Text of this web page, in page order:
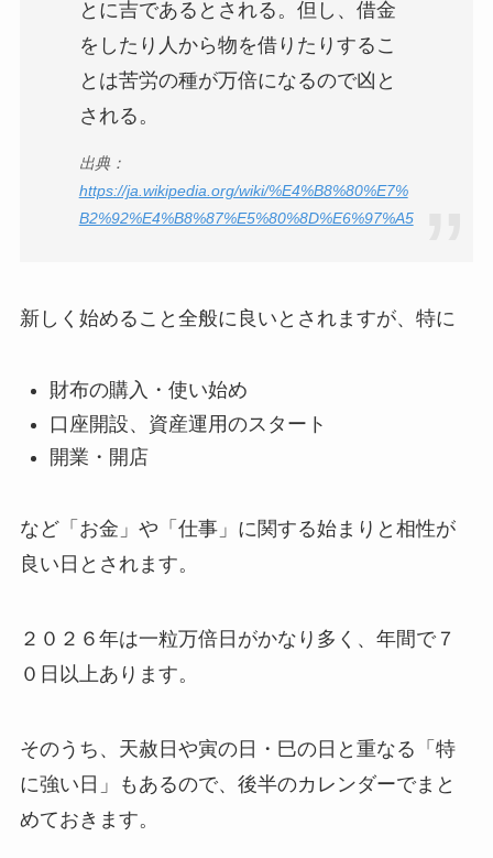
とに吉であるとされる。但し、借金
をしたり人から物を借りたりするこ
とは苦労の種が万倍になるので凶と
される。
出典：
https://ja.wikipedia.org/wiki/%E4%B8%80%E7%
B2%92%E4%B8%87%E5%80%8D%E6%97%A5
新しく始めること全般に良いとされますが、特に
財布の購入・使い始め
口座開設、資産運用のスタート
開業・開店
など「お金」や「仕事」に関する始まりと相性が
良い日とされます。
２０２６年は一粒万倍日がかなり多く、年間で７
０日以上あります。
そのうち、天赦日や寅の日・巳の日と重なる「特
に強い日」もあるので、後半のカレンダーでまと
めておきます。